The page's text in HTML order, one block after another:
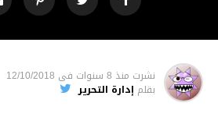
نشرت منذ 8 سنوات فى 12/10/2018
بقلم إدارة التحرير